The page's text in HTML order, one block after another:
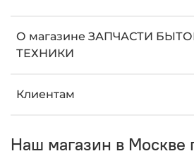
О магазине ЗАПЧАСТИ
ТЕХНИКИ
Клиентам
Наш магазин в Москве